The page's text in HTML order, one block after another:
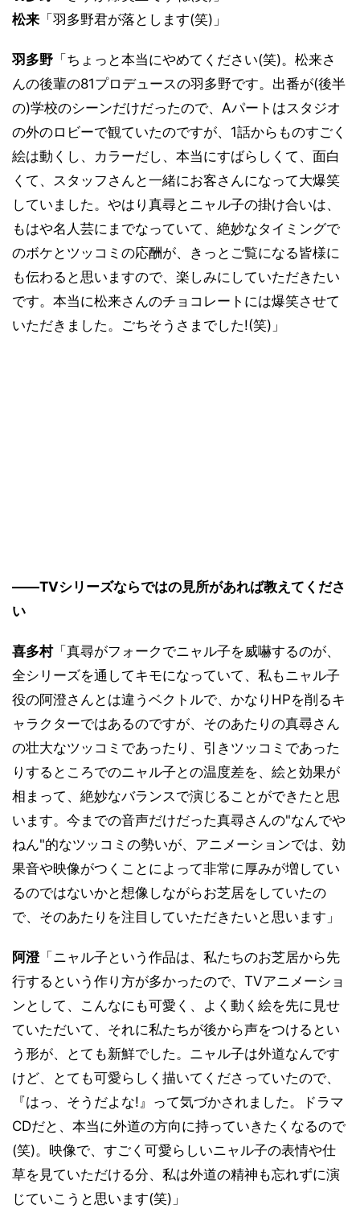
松来 「羽多野君が落とします(笑)」
羽多野 「ちょっと本当にやめてください(笑)。松来さ
んの後輩の81プロデュースの羽多野です。出番が(後半
の)学校のシーンだけだったので、Aパートはスタジオ
の外のロビーで観ていたのですが、1話からものすごく
絵は動くし、カラーだし、本当にすばらしくて、面白
くて、スタッフさんと一緒にお客さんになって大爆笑
していました。やはり真尋とニャル子の掛け合いは、
もはや名人芸にまでなっていて、絶妙なタイミングで
のボケとツッコミの応酬が、きっとご覧になる皆様に
も伝わると思いますので、楽しみにしていただきたい
です。本当に松来さんのチョコレートには爆笑させて
いただきました。ごちそうさまでした!(笑)」
――TVシリーズならではの見所があれば教えてくださ
い
喜多村「真尋がフォークでニャル子を威嚇するのが、
全シリーズを通してキモになっていて、私もニャル子
役の阿澄さんとは違うベクトルで、かなりHPを削るキ
ャラクターではあるのですが、そのあたりの真尋さん
の壮大なツッコミであったり、引きツッコミであった
りするところでのニャル子との温度差を、絵と効果が
相まって、絶妙なバランスで演じることができたと思
います。今までの音声だけだった真尋さんの"なんでや
ねん"的なツッコミの勢いが、アニメーションでは、効
果音や映像がつくことによって非常に厚みが増してい
るのではないかと想像しながらお芝居をしていたの
で、そのあたりを注目していただきたいと思います」
阿澄「ニャル子という作品は、私たちのお芝居から先
行するという作り方が多かったので、TVアニメーショ
ンとして、こんなにも可愛く、よく動く絵を先に見せ
ていただいて、それに私たちが後から声をつけるとい
う形が、とても新鮮でした。ニャル子は外道なんです
けど、とても可愛らしく描いてくださっていたので、
『はっ、そうだよな!』って気づかされました。ドラマ
CDだと、本当に外道の方向に持っていきたくなるので
(笑)。映像で、すごく可愛らしいニャル子の表情や仕
草を見ていただける分、私は外道の精神も忘れずに演
じていこうと思います(笑)」